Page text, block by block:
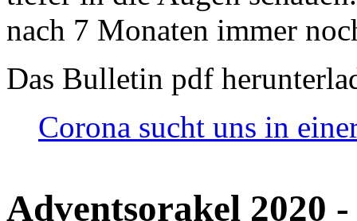
nach 7 Monaten immer
Das Bulletin pdf
Corona sucht uns in
Adventsorakel 2020